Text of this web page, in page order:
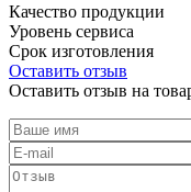
Качество продукции
Уровень сервиса
Срок изготовления
Оставить отзыв
Оставить отзыв на